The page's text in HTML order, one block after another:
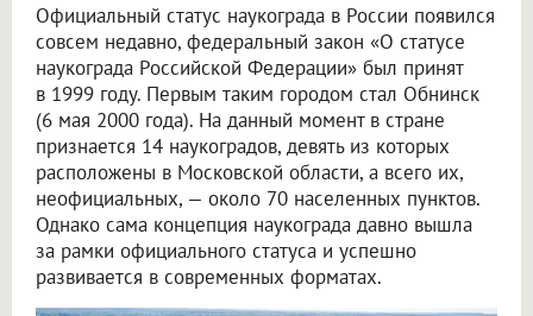
Официальный статус наукограда в России появился
совсем недавно, федеральный закон «О статусе
наукограда Российской Федерации» был принят
в 1999 году. Первым таким городом стал Обнинск
(6 мая 2000 года). На данный момент в стране
признается 14 наукоградов, девять из которых
расположены в Московской области, а всего их,
неофициальных, — около 70 населенных пунктов.
Однако сама концепция наукограда давно вышла
за рамки официального статуса и успешно
развивается в современных форматах.